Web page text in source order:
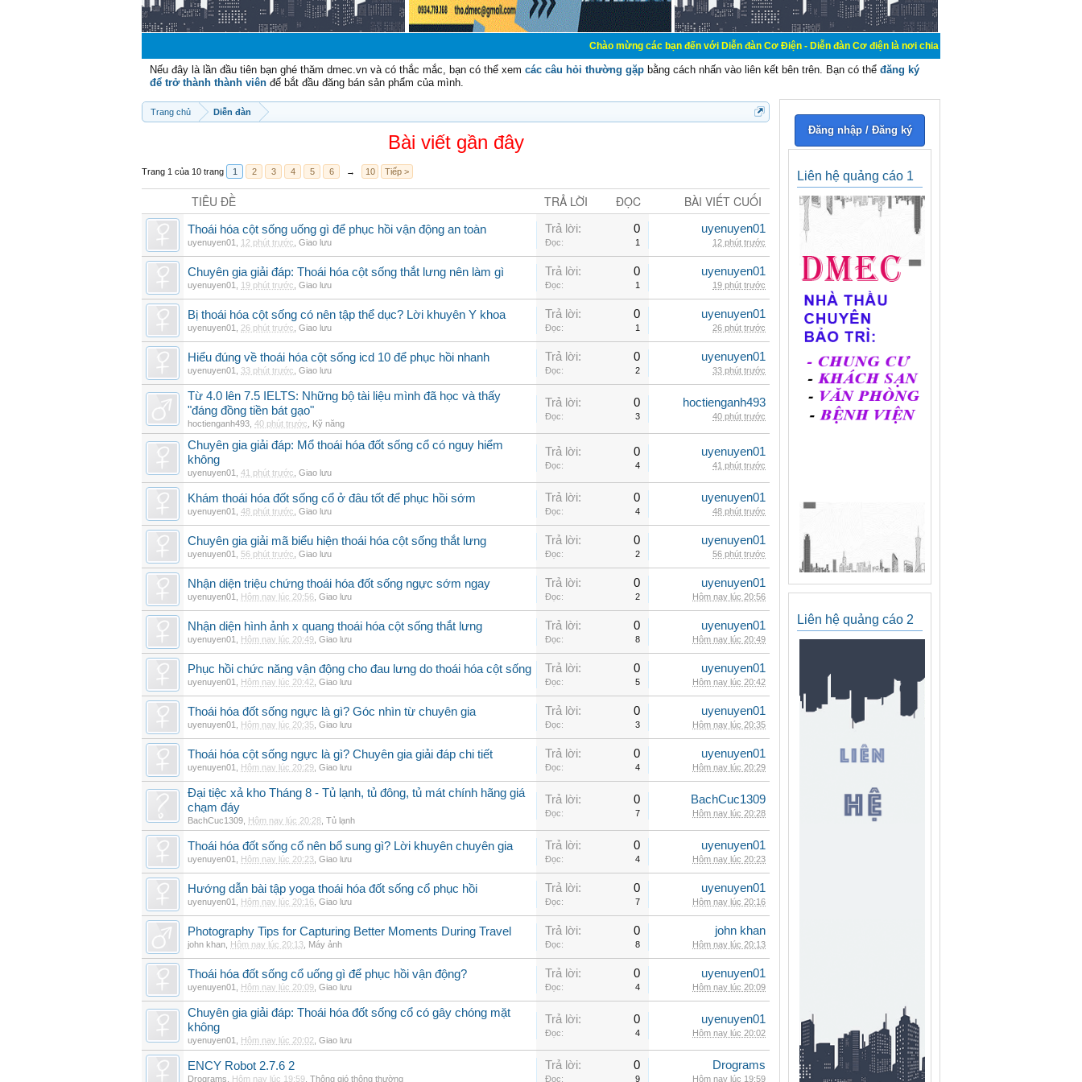
Chào mừng các bạn đến với Diễn đàn Cơ Điện - Diễn đàn Cơ điện là nơi chia sẽ kiến thức kinh nghiệm trong lãnh
Nếu đây là lần đầu tiên bạn ghé thăm dmec.vn và có thắc mắc, bạn có thể xem các câu hỏi thường gặp bằng cách nhấn vào liên kết bên trên. Bạn có thể đăng ký
để trở thành thành viên để bắt đầu đăng bán sản phẩm của mình.
Trang chủ Diễn đàn
Bài viết gần đây
Trang 1 của 10 trang 1 2 3 4 5 6 → 10 Tiếp >
TIÊU ĐỀ TRẢ LỜI ĐỌC BÀI VIẾT CUỐI
Thoái hóa cột sống uống gì để phục hồi vận động an toàn
uyenuyen01 12 phút trước Giao lưu
Trả lời: 0
Đọc: 1
uyenuyen01
12 phút trước
Chuyên gia giải đáp: Thoái hóa cột sống thắt lưng nên làm gì
uyenuyen01 19 phút trước Giao lưu
Trả lời: 0
Đọc: 1
uyenuyen01
19 phút trước
Bị thoái hóa cột sống có nên tập thể dục? Lời khuyên Y khoa
uyenuyen01 26 phút trước Giao lưu
Trả lời: 0
Đọc: 1
uyenuyen01
26 phút trước
Hiểu đúng về thoái hóa cột sống icd 10 để phục hồi nhanh
uyenuyen01 33 phút trước Giao lưu
Trả lời: 0
Đọc: 2
uyenuyen01
33 phút trước
Từ 4.0 lên 7.5 IELTS: Những bộ tài liệu mình đã học và thấy
"đáng đồng tiền bát gạo"
hoctienganh493 40 phút trước Kỹ năng
Trả lời: 0
Đọc: 3
hoctienganh493
40 phút trước
Chuyên gia giải đáp: Mổ thoái hóa đốt sống cổ có nguy hiểm
không
uyenuyen01 41 phút trước Giao lưu
Trả lời: 0
Đọc: 4
uyenuyen01
41 phút trước
Khám thoái hóa đốt sống cổ ở đâu tốt để phục hồi sớm
uyenuyen01 48 phút trước Giao lưu
Trả lời: 0
Đọc: 4
uyenuyen01
48 phút trước
Chuyên gia giải mã biểu hiện thoái hóa cột sống thắt lưng
uyenuyen01 56 phút trước Giao lưu
Trả lời: 0
Đọc: 2
uyenuyen01
56 phút trước
Nhận diện triệu chứng thoái hóa đốt sống ngực sớm ngay
uyenuyen01 Hôm nay lúc 20:56 Giao lưu
Trả lời: 0
Đọc: 2
uyenuyen01
Hôm nay lúc 20:56
Nhận diện hình ảnh x quang thoái hóa cột sống thắt lưng
uyenuyen01 Hôm nay lúc 20:49 Giao lưu
Trả lời: 0
Đọc: 8
uyenuyen01
Hôm nay lúc 20:49
Phục hồi chức năng vận động cho đau lưng do thoái hóa cột sống
uyenuyen01 Hôm nay lúc 20:42 Giao lưu
Trả lời: 0
Đọc: 5
uyenuyen01
Hôm nay lúc 20:42
Thoái hóa đốt sống ngực là gì? Góc nhìn từ chuyên gia
uyenuyen01 Hôm nay lúc 20:35 Giao lưu
Trả lời: 0
Đọc: 3
uyenuyen01
Hôm nay lúc 20:35
Thoái hóa cột sống ngực là gì? Chuyên gia giải đáp chi tiết
uyenuyen01 Hôm nay lúc 20:29 Giao lưu
Trả lời: 0
Đọc: 4
uyenuyen01
Hôm nay lúc 20:29
Đại tiệc xả kho Tháng 8 - Tủ lạnh, tủ đông, tủ mát chính hãng giá
chạm đáy
BachCuc1309 Hôm nay lúc 20:28 Tủ lạnh
Trả lời: 0
Đọc: 7
BachCuc1309
Hôm nay lúc 20:28
Thoái hóa đốt sống cổ nên bổ sung gì? Lời khuyên chuyên gia
uyenuyen01 Hôm nay lúc 20:23 Giao lưu
Trả lời: 0
Đọc: 4
uyenuyen01
Hôm nay lúc 20:23
Hướng dẫn bài tập yoga thoái hóa đốt sống cổ phục hồi
uyenuyen01 Hôm nay lúc 20:16 Giao lưu
Trả lời: 0
Đọc: 7
uyenuyen01
Hôm nay lúc 20:16
Photography Tips for Capturing Better Moments During Travel
john khan Hôm nay lúc 20:13 Máy ảnh
Trả lời: 0
Đọc: 8
john khan
Hôm nay lúc 20:13
Thoái hóa đốt sống cổ uống gì để phục hồi vận động?
uyenuyen01 Hôm nay lúc 20:09 Giao lưu
Trả lời: 0
Đọc: 4
uyenuyen01
Hôm nay lúc 20:09
Chuyên gia giải đáp: Thoái hóa đốt sống cổ có gây chóng mặt
không
uyenuyen01 Hôm nay lúc 20:02 Giao lưu
Trả lời: 0
Đọc: 4
uyenuyen01
Hôm nay lúc 20:02
ENCY Robot 2.7.6 2
Drograms Hôm nay lúc 19:59 Thông gió thông thường
Trả lời: 0
Đọc: 9
Drograms
Hôm nay lúc 19:59
Đăng nhập / Đăng ký
Liên hệ quảng cáo 1
Liên hệ quảng cáo 2